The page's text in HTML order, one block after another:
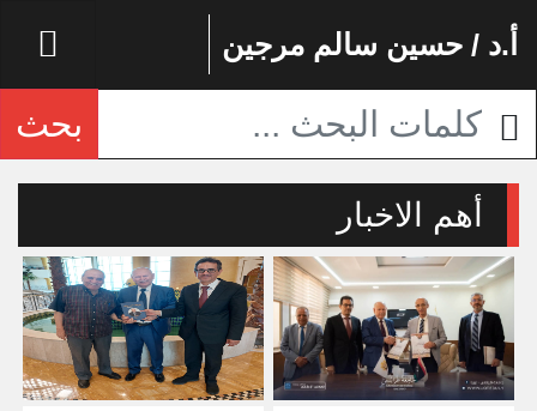
أ.د / حسين سالم مرجين
بحث
أهم الاخبار